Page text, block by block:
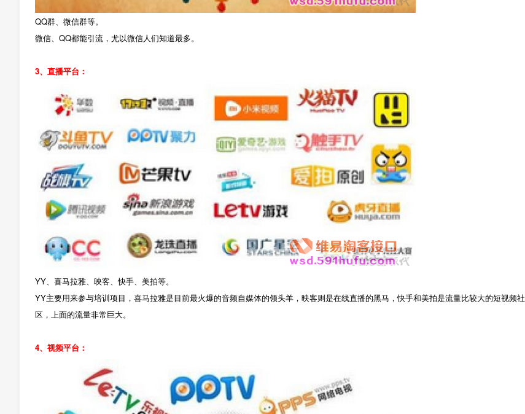
QQ群、微信群等。
微信、QQ都能引流，尤以微信人们知道最多。
3、直播平台：
YY、喜马拉雅、映客、快手、美拍等。
YY主要用来参与培训项目，喜马拉雅是目前最火爆的音频自媒体的领头羊，映客则是在线直播的黑马，快手和美拍是流量比较大的短视频社
区，上面的流量非常巨大。
4、视频平台：